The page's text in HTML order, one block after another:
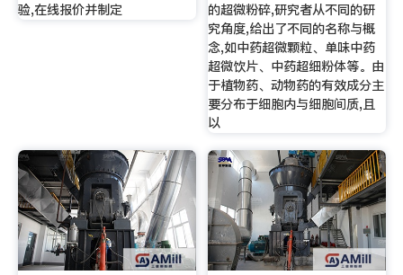
验,在线报价并制定
的超微粉碎,研究者从不同的研
究角度,给出了不同的名称与概
念,如中药超微颗粒、单味中药
超微饮片、中药超细粉体等。由
于植物药、动物药的有效成分主
要分布于细胞内与细胞间质,且
以